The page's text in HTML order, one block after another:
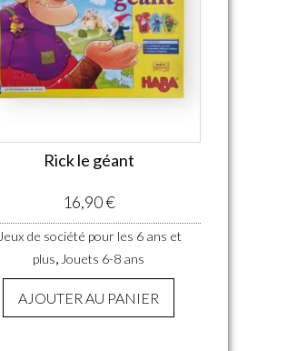
Rick le géant
16,90€
Jeux de société pour les 6 ans et
plus, Jouets 6-8 ans
AJOUTER AU PANIER